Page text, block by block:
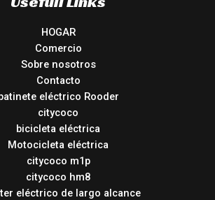
HOGAR
Comercio
Sobre nosotros
Contacto
eléctrico Rooder
citycoco
bicicleta eléctrica
Motocicleta eléctrica
citycoco m1p
citycoco hm8
eléctrico de largo alcance